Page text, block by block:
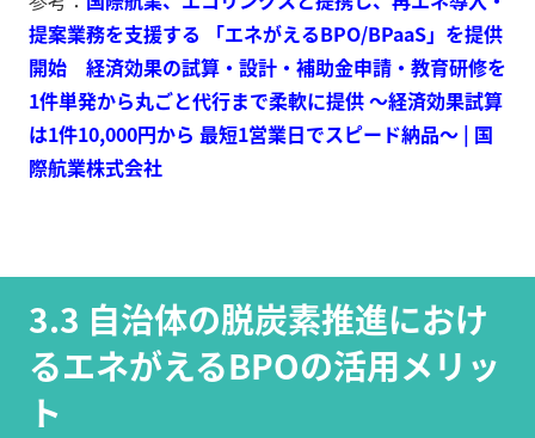
提案業務を支援する 「エネがえるBPO/BPaaS」を提供
開始 経済効果の試算・設計・補助金申請・教育研修を
1件単発から丸ごと代行まで柔軟に提供 ～経済効果試算
は1件10,000円から 最短1営業日でスピード納品～ | 国
際航業株式会社
3.3 自治体の脱炭素推進におけ
るエネがえるBPOの活用メリッ
ト